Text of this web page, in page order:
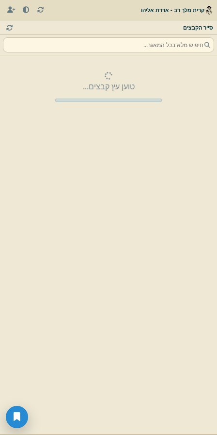
קרית מלך רב - אדרת אליהו
סייר הקבצים
טוען עץ קבצים...